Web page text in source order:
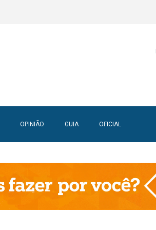
OPINIÃO GUIA OFICIAL